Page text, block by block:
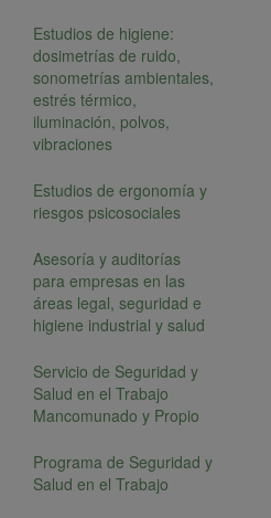
Estudios de higiene:
dosimetrías de ruido,
sonometrías ambientales,
estrés térmico,
iluminación, polvos,
vibraciones
Estudios de ergonomía y
riesgos psicosociales
Asesoría y auditorías
para empresas en las
áreas legal, seguridad e
higiene industrial y salud
Servicio de Seguridad y
Salud en el Trabajo
Mancomunado y Propio
Programa de Seguridad y
Salud en el Trabajo